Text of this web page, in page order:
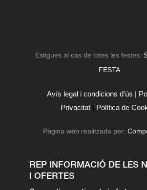
Estigues al cas de totes les festes:
FESTA
Avís legal i condicions d'ús |
Privacitat | Política de
Pàgina web realitzada per:
REP INFORMACIÓ DE LES
I OFERTES